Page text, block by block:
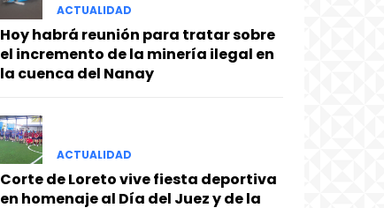
ACTUALIDAD
Hoy habrá reunión para tratar sobre
el incremento de la minería ilegal en
la cuenca del Nanay
ACTUALIDAD
Corte de Loreto vive fiesta deportiva
en homenaje al Día del Juez y de la